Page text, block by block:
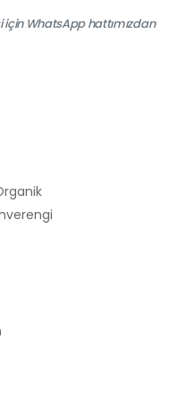
WhatsApp hattımızdan